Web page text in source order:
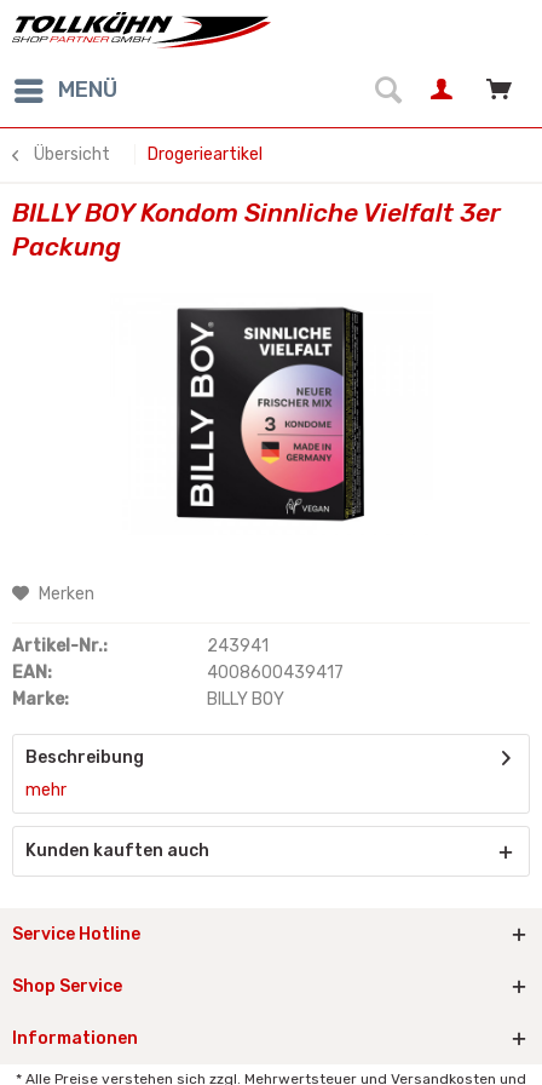
MENÜ
Übersicht Drogerieartikel
BILLY BOY Kondom Sinnliche Vielfalt 3er
Packung
Merken
Artikel-Nr.:
243941
EAN:
4008600439417
Marke:
BILLY BOY
Beschreibung
mehr
Kunden kauften auch
Service Hotline
Shop Service
Informationen
* Alle Preise verstehen sich zzgl. Mehrwertsteuer und Versandkosten und